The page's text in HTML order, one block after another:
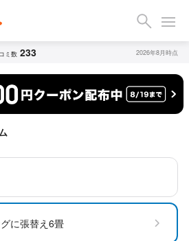
ミ数 233 2026年8月時点
に張替え6畳